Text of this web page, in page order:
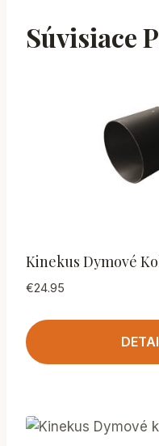
Súvisiace
Kinekus Dymové
€24.95